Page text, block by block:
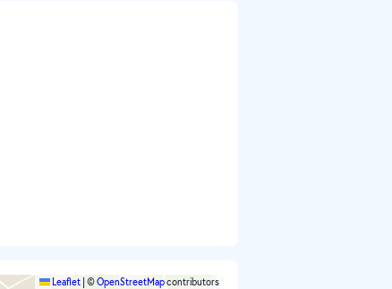
Leaflet ©OpenStreetMapcontributors